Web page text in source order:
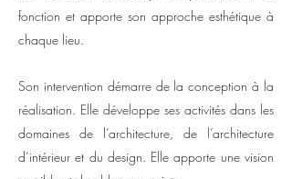
fonction et apporte son approche esthétique à
chaque lieu.
Son intervention démarre de la conception à la
réalisation. Elle développe ses activités dans les
domaines de l’architecture, de l’architecture
d’intérieur et du design. Elle apporte une vision